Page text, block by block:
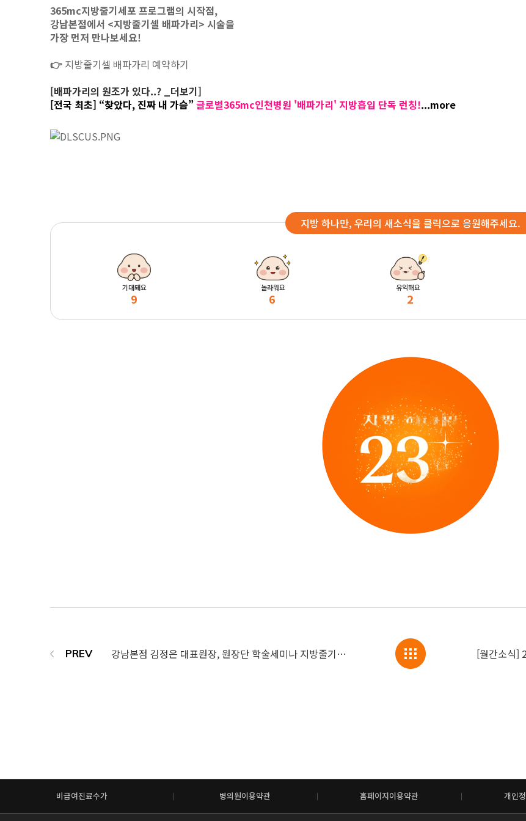
365mc지방줄기세포 프로그램의 시작점,
강남본점에서 <지방줄기셀 배파가리> 시술을
가장 먼저 만나보세요!
👉 지방줄기셀 배파가리 예약하기
[배파가리의 원조가 있다..? _더보기]
[전국 최초] “찾았다, 진짜 내 가슴”글로벌365mc인천병원 '배파가리' 지방흡입 단독 런칭!...more
지방 하나만, 우리의 새소식을 클릭으로 응원해주세요.
기대돼요
9
놀라워요
6
유익해요
2
강남본점 김정은 대표원장, 원장단 학술세미나 지방줄기세포 강연 진행 [월간소식]
비급여진료수가 병의원이용약관 홈페이지이용약관 개인